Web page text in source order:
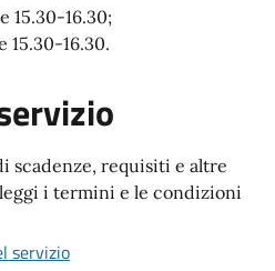
15.30-16.30;
15.30-16.30.
scadenze, requisiti e altre
i termini e le condizioni
servizio